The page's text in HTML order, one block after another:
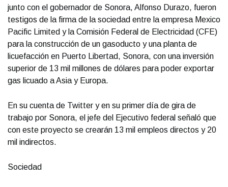
junto con el gobernador de Sonora, Alfonso Durazo, fueron
testigos de la firma de la sociedad entre la empresa Mexico
Pacific Limited y la Comisión Federal de Electricidad (CFE)
para la construcción de un gasoducto y una planta de
licuefacción en Puerto Libertad, Sonora, con una inversión
superior de 13 mil millones de dólares para poder exportar
gas licuado a Asia y Europa.
En su cuenta de Twitter y en su primer día de gira de
trabajo por Sonora, el jefe del Ejecutivo federal señaló que
con este proyecto se crearán 13 mil empleos directos y 20
mil indirectos.
Sociedad